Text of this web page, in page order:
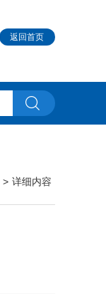
返回首页
> 详细内容